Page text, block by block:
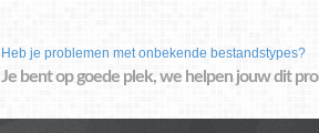
Heb je problemen met onbekende bestandstypes?
Je bent op goede plek, we helpen jouw dit